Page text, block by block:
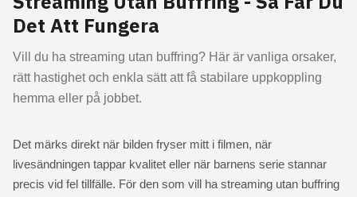
Det Att Fungera
Vill du ha streaming utan buffring? Här är vanliga orsaker,
rätt hastighet och enkla sätt att få stabilare uppkoppling
hemma eller på jobbet.
Det märks direkt när bilden fryser mitt i filmen, när
livesändningen tappar kvalitet eller när barnens serie stannar
precis vid fel tillfälle. För den som vill ha streaming utan buffring